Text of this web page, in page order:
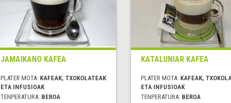
JAMAIKANO KAFEA
PLATER MOTA: KAFEAK, TXOKOLATEAK
ETA INFUSIOAK
TENPERATURA: BEROA
KATALUNIAR KAFEA
PLATER MOTA: KAFEAK,
ETA INFUSIOAK
TENPERATURA: BEROA